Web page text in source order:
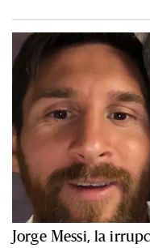
Jorge Messi, la